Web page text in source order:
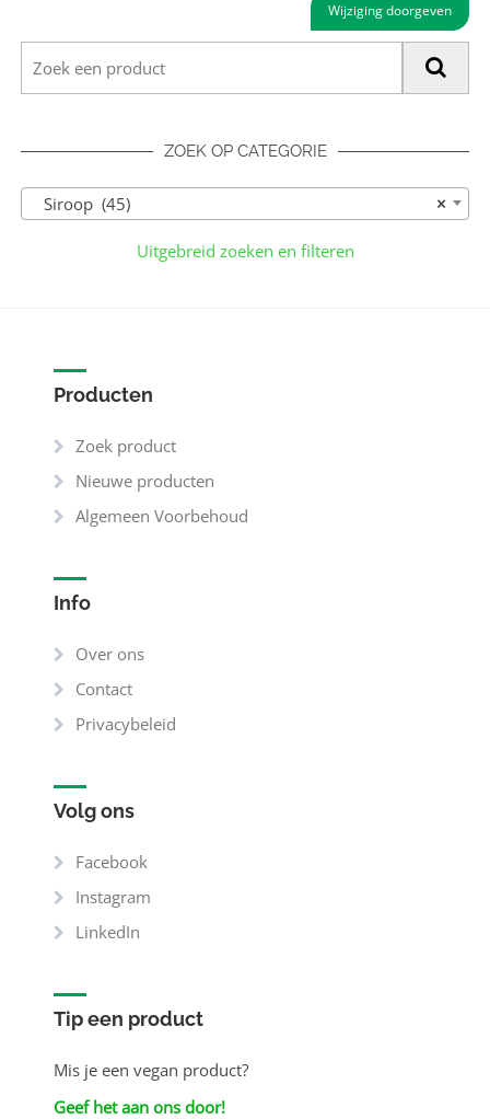
Wijziging doorgeven
ZOEK OP CATEGORIE
×
Siroop (45)
Uitgebreid zoeken en filteren
Producten
Zoek product
Nieuwe producten
Algemeen Voorbehoud
Info
Over ons
Contact
Privacybeleid
Volg ons
Facebook
Instagram
LinkedIn
Tip een product
Mis je een vegan product?
Geef het aan ons door!